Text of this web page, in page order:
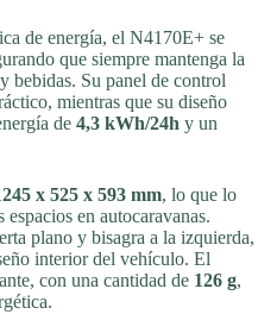
de energía, el N4170E+ se
que siempre mantenga la
bebidas. Su panel de control
mientras que su diseño
de 4,3 kWh/24h y un
x 525 x 593 mm, lo que lo
en autocaravanas.
plano y bisagra a la izquierda,
interior del vehículo. El
con una cantidad de 126 g,